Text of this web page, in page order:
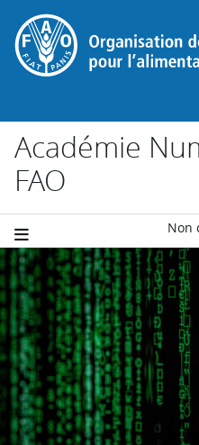
Passer au contenu principal
Académie
FAO
Non